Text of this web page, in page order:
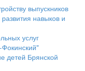
выпускников
навыков и
услуг
детей Брянской